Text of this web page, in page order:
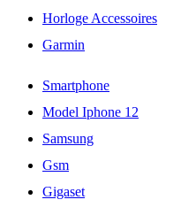
Horloge Accessoires
Garmin
Smartphone
Model Iphone 12
Samsung
Gsm
Gigaset